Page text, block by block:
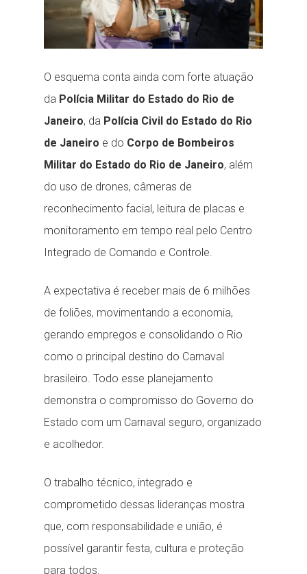
O esquema conta ainda com forte atuação
da Polícia Militar do Estado do Rio de
Janeiro, da Polícia Civil do Estado do Rio
de Janeiro e do Corpo de Bombeiros
Militar do Estado do Rio de Janeiro, além
do uso de drones, câmeras de
reconhecimento facial, leitura de placas e
monitoramento em tempo real pelo Centro
Integrado de Comando e Controle.
A expectativa é receber mais de 6 milhões
de foliões, movimentando a economia,
gerando empregos e consolidando o Rio
como o principal destino do Carnaval
brasileiro. Todo esse planejamento
demonstra o compromisso do Governo do
Estado com um Carnaval seguro, organizado
e acolhedor.
O trabalho técnico, integrado e
comprometido dessas lideranças mostra
que, com responsabilidade e união, é
possível garantir festa, cultura e proteção
para todos.